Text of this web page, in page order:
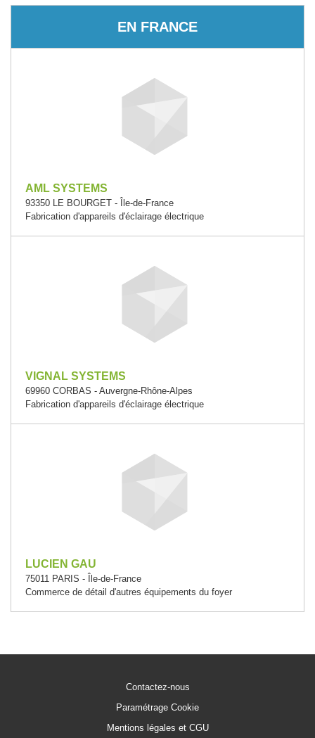
EN FRANCE
AML SYSTEMS
93350 LE BOURGET - Île-de-France
Fabrication d'appareils d'éclairage électrique
VIGNAL SYSTEMS
69960 CORBAS - Auvergne-Rhône-Alpes
Fabrication d'appareils d'éclairage électrique
LUCIEN GAU
75011 PARIS - Île-de-France
Commerce de détail d'autres équipements du foyer
Contactez-nous
Paramétrage Cookie
Mentions légales et CGU